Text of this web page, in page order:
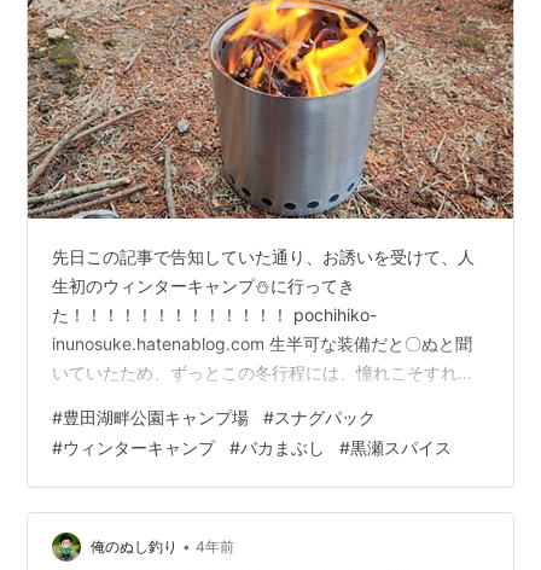
先日この記事で告知していた通り、お誘いを受けて、人
生初のウィンターキャンプ⛄に行ってき
た！！！！！！！！！！！！！ pochihiko-
inunosuke.hatenablog.com 生半可な装備だと〇ぬと聞
いていたため、ずっとこの冬行程には、憧れこそすれ、
れにAlpineで4万をリリースし、良いグッズをアドバンス
召喚したので、もう大丈夫。そう踏んだ！！ pochihiko-
inunosuke.hatenablog.com ということで以前新平ヶ原
でご一緒させて頂いた先輩と休みを合わせて、今回は2週
間ぶり二度目となる豊田湖へまた行ってき…
#豊田湖畔公園キャンプ場 #スナグパック
#ウィンターキャンプ #バカまぶし #黒瀬スパイス
俺のぬし釣り • 4年前